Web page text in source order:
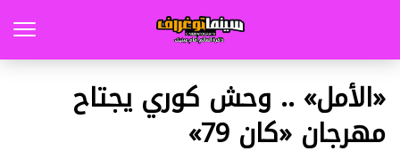
«الأمل» .. وحش كوري يجتاح
مهرجان «كان 79»